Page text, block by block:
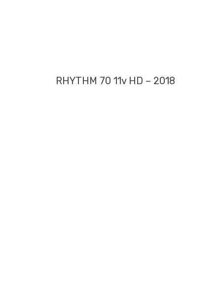
RHYTHM 70 11v HD – 2018